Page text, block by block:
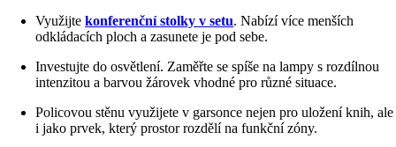
Využijte konferenční stolky v setu. Nabízí více menších
odkládacích ploch a zasunete je pod sebe.
Investujte do osvětlení. Zaměřte se spíše na lampy s rozdílnou
intenzitou a barvou žárovek vhodné pro různé situace.
Policovou stěnu využijete v garsonce nejen pro uložení knih, ale
i jako prvek, který prostor rozdělí na funkční zóny.